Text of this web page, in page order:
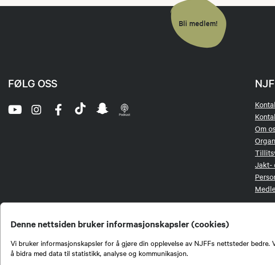
Denne nettsiden bruker informasjonskapsler (cookies)
Vi bruker informasjonskapsler for å gjøre din opplevelse av NJFFs nettsteder bedre.
å bidra med data til statistikk, analyse og kommunikasjon.
Bli medlem!
Om
Jakt-
FØLG OSS
Norges Jeger- og Fiskerforbund (NJFF) er